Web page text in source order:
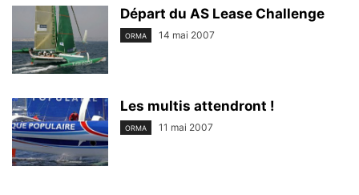
Départ du AS Lease Challenge
ORMA 14 mai 2007
Les multis attendront !
ORMA 11 mai 2007